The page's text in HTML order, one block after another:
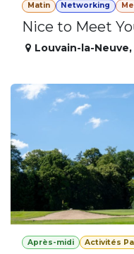
Matin Networking
Nice to Meet
Louvain-la-Neuve,
Après-midi Activités